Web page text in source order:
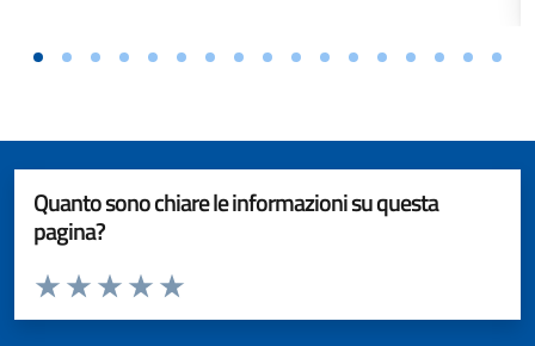
Quanto sono chiare le informazioni su questa
pagina?
Valuta da 1 a 5 stelle la pagina
Valuta 5 stelle su 5
Valuta 4 stelle su 5
Valuta 3 stelle su 5
Valuta 2 stelle su 5
Valuta 1 stelle su 5